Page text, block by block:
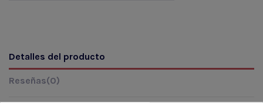
Detalles del producto
Reseñas(0)